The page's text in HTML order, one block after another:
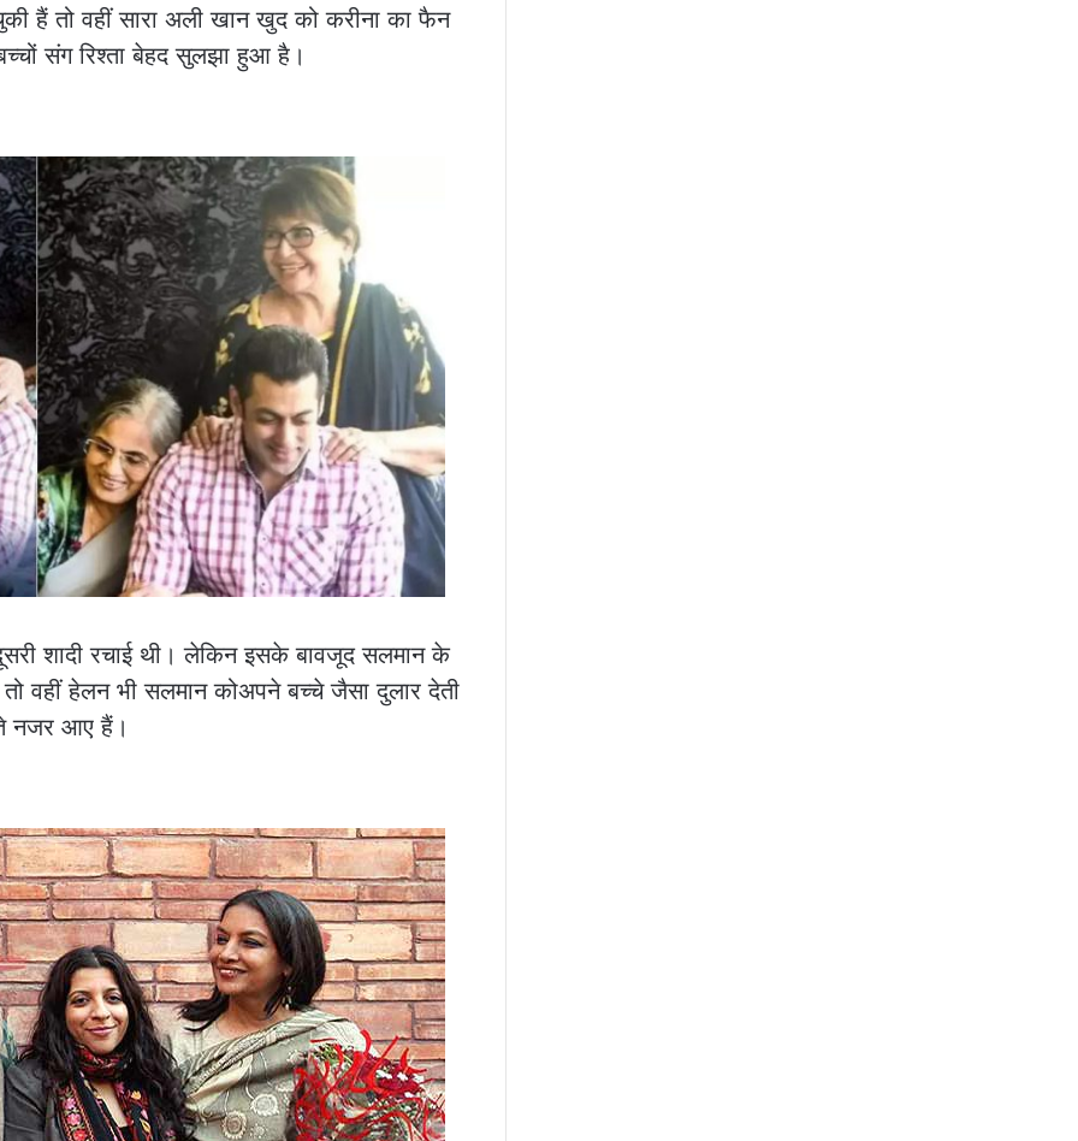
हैं तो वहीं सारा अली खान खुद को करीना का फैन
संग रिश्ता बेहद सुलझा हुआ है।
शादी रचाई थी। लेकिन इसके बावजूद सलमान के
वहीं हेलन भी सलमान कोअपने बच्चे जैसा दुलार देती
नजर आए हैं।